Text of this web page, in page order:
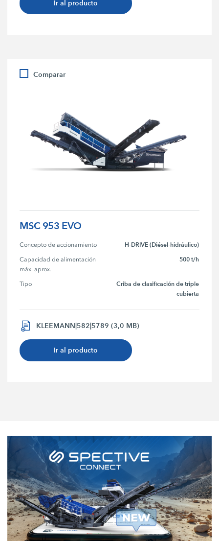
Ir al producto
Comparar
MSC 953 EVO
Concepto de accionamiento H-DRIVE (Diésel-hidráulico)
Capacidad de alimentación
máx. aprox.
500 t/h
Tipo
Criba de clasificación de triple
cubierta
KLEEMANN|582|5789 (3,0 MB)
Ir al producto